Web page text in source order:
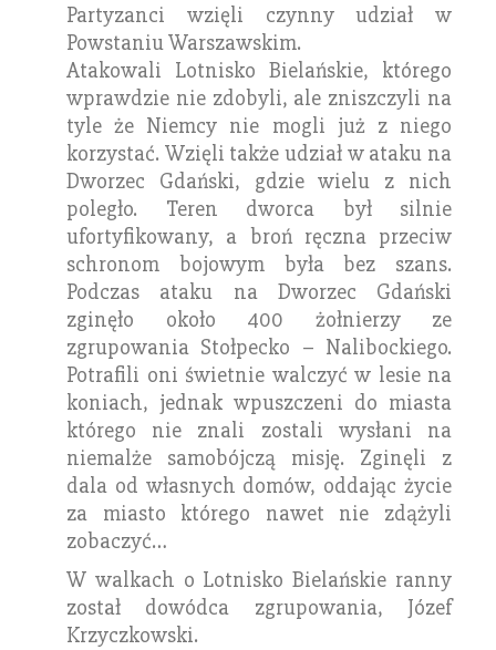
Partyzanci wzięli czynny udział w
Powstaniu Warszawskim.
Atakowali Lotnisko Bielańskie, którego
wprawdzie nie zdobyli, ale zniszczyli na
tyle że Niemcy nie mogli już z niego
korzystać. Wzięli także udział w ataku na
Dworzec Gdański, gdzie wielu z nich
poległo. Teren dworca był silnie
ufortyfikowany, a broń ręczna przeciw
schronom bojowym była bez szans.
Podczas ataku na Dworzec Gdański
zginęło około 400 żołnierzy ze
zgrupowania Stołpecko – Nalibockiego.
Potrafili oni świetnie walczyć w lesie na
koniach, jednak wpuszczeni do miasta
którego nie znali zostali wysłani na
niemalże samobójczą misję. Zginęli z
dala od własnych domów, oddając życie
za miasto którego nawet nie zdążyli
zobaczyć…
W walkach o Lotnisko Bielańskie ranny
został dowódca zgrupowania, Józef
Krzyczkowski.